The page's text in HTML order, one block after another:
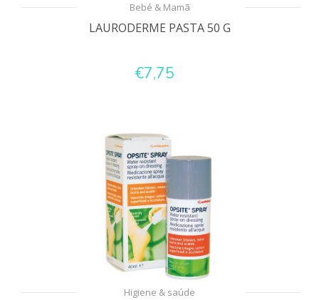
Bebé & Mamã
LAURODERME PASTA 50 G
€7,75
Higiene & saúde